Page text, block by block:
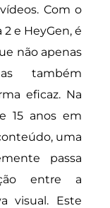
Com o
e HeyGen, é
não apenas
também
eficaz. Na
15 anos em
uma
passa
entre a
visual. Este